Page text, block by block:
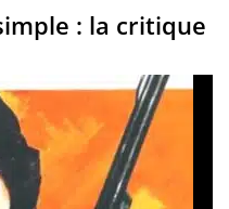
: la critique